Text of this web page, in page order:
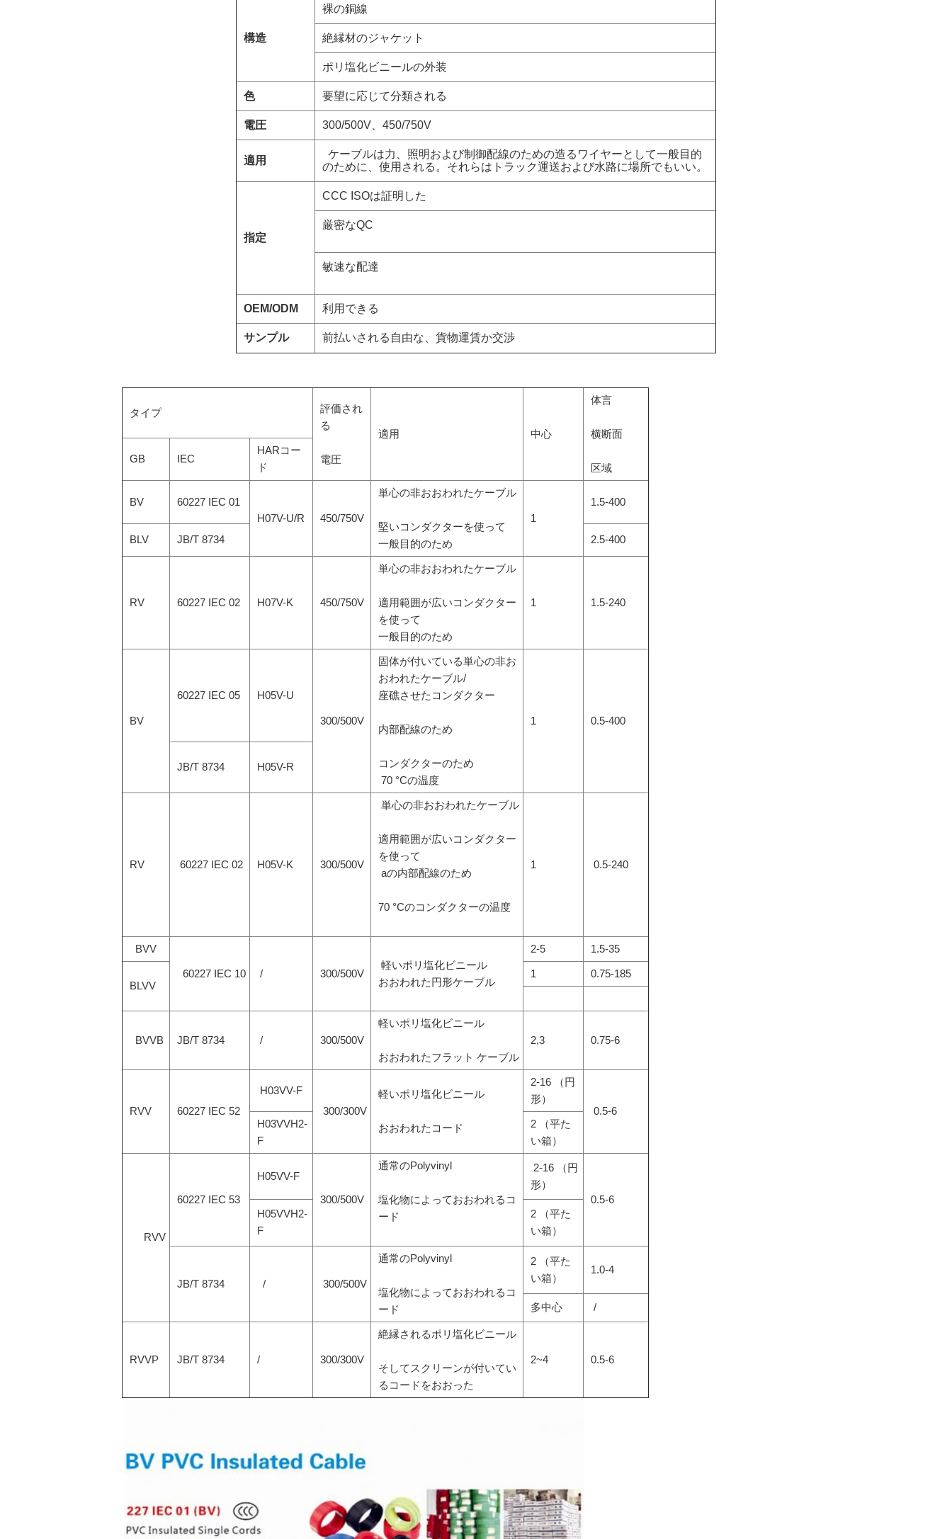
構造
裸の銅線
絶縁材のジャケット
ポリ塩化ビニールの外装
色 要望に応じて分類される
電圧 300/500V、450/750V
適用
ケーブルは力、照明および制御配線のための造るワイヤーとして一般目的
のために、使用される。それらはトラック運送および水路に場所でもいい。
指定
CCC ISOは証明した
厳密なQC
敏速な配達
OEM/ODM 利用できる
サンプル 前払いされる自由な、貨物運賃か交渉
タイプ
評価され
る
電圧
適用 中心
体言
横断面
区域
GB IEC
HARコー
ド
BV
60227 IEC 01
H07V-U/R
450/750V
単心の非おおわれたケーブル
堅いコンダクターを使って
一般目的のため
1
1.5-400
BLV JB/T 8734 2.5-400
RV 60227 IEC 02 H07V-K 450/750V
単心の非おおわれたケーブル
適用範囲が広いコンダクター
を使って
一般目的のため
1 1.5-240
BV
60227 IEC 05 H05V-U
300/500V
固体が付いている単心の非お
おわれたケーブル/
座礁させたコンダクター
内部配線のため
コンダクターのため
70 °Cの温度
1 0.5-400
JB/T 8734 H05V-R
RV 60227 IEC 02 H05V-K 300/500V
単心の非おおわれたケーブル
適用範囲が広いコンダクター
を使って
aの内部配線のため
70 °Cのコンダクターの温度
1 0.5-240
BVV
60227 IEC 10 / 300/500V
軽いポリ塩化ビニール
おおわれた円形ケーブル
2-5 1.5-35
BLVV
1 0.75-185
BVVB JB/T 8734 / 300/500V
軽いポリ塩化ビニール
おおわれたフラット ケーブル
2,3 0.75-6
RVV 60227 IEC 52
H03VV-F
300/300V
軽いポリ塩化ビニール
おおわれたコード
2-16 （円
形）
0.5-6
H03VVH2-
F
2 （平た
い箱）
RVV
60227 IEC 53
H05VV-F
300/500V
通常のPolyvinyl
塩化物によっておおわれるコ
ード
2-16 （円
形）
0.5-6
H05VVH2-
F
2 （平た
い箱）
JB/T 8734 / 300/500V
通常のPolyvinyl
塩化物によっておおわれるコ
ード
2 （平た
い箱）
1.0-4
多中心 /
RVVP JB/T 8734 / 300/300V
絶縁されるポリ塩化ビニール
そしてスクリーンが付いてい
るコードをおおった
2~4 0.5-6